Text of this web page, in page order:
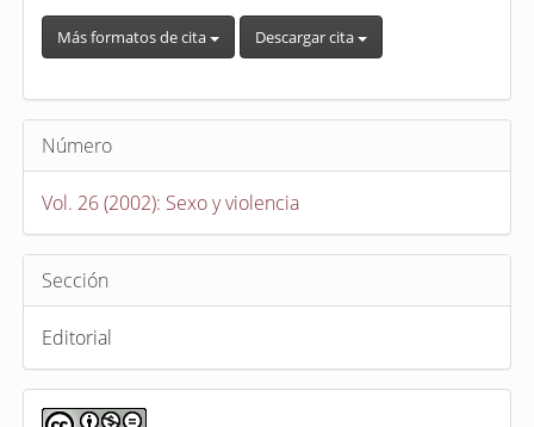
Más formatos de cita Descargar cita
Número
Vol. 26 (2002): Sexo y violencia
Sección
Editorial